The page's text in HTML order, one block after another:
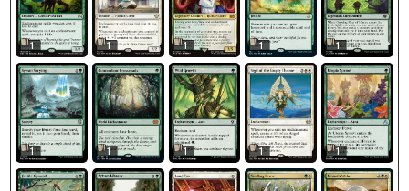
1 1 1 1 1
1 1 1 1 1